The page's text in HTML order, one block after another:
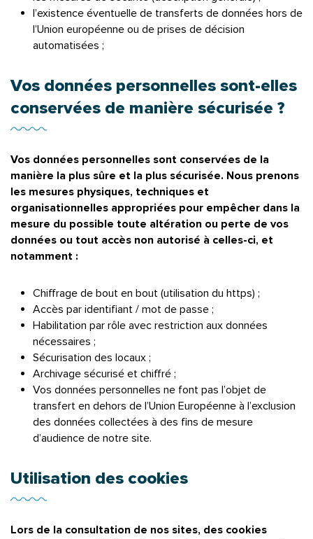
l’existence éventuelle de transferts de données hors de
l’Union européenne ou de prises de décision
automatisées ;
Vos données personnelles sont-elles
conservées de manière sécurisée ?
Vos données personnelles sont conservées de la
manière la plus sûre et la plus sécurisée. Nous prenons
les mesures physiques, techniques et
organisationnelles appropriées pour empêcher dans la
mesure du possible toute altération ou perte de vos
données ou tout accès non autorisé à celles-ci, et
notamment :
Chiffrage de bout en bout (utilisation du https) ;
Accès par identifiant / mot de passe ;
Habilitation par rôle avec restriction aux données
nécessaires ;
Sécurisation des locaux ;
Archivage sécurisé et chiffré ;
Vos données personnelles ne font pas l’objet de
transfert en dehors de l’Union Européenne à l’exclusion
des données collectées à des fins de mesure
d’audience de notre site.
Utilisation des cookies
Lors de la consultation de nos sites, des cookies